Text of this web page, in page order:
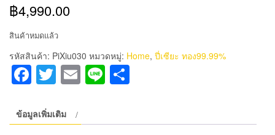
฿4,990.00
สินค้าหมดแล้ว
รหัสสินค้า: PiXiu030 หมวดหมู่: Home, ปี่เซียะ ทอง99.99%
Facebook
Twitter
Email
Line
ข้อมูลเพิ่มเติม